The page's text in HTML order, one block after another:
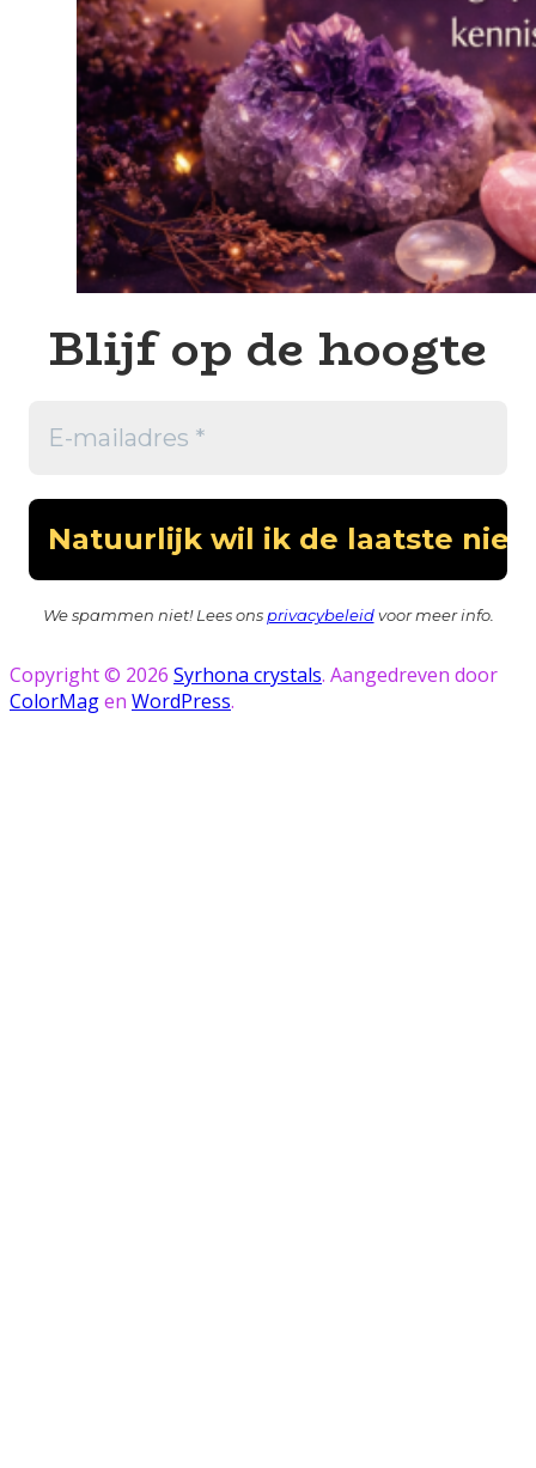
Blijf op de hoogte
We spammen niet! Lees ons privacybeleidvoor meer info.
Copyright © 2026 Syrhona crystals. Aangedreven door
ColorMagen WordPress.